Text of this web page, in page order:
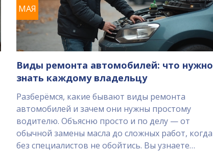
МАЯ
Виды ремонта автомобилей: что нужно
знать каждому владельцу
Разберёмся, какие бывают виды ремонта
автомобилей и зачем они нужны простому
водителю. Объясню просто и по делу — от
обычной замены масла до сложных работ, когда
без специалистов не обойтись. Вы узнаете